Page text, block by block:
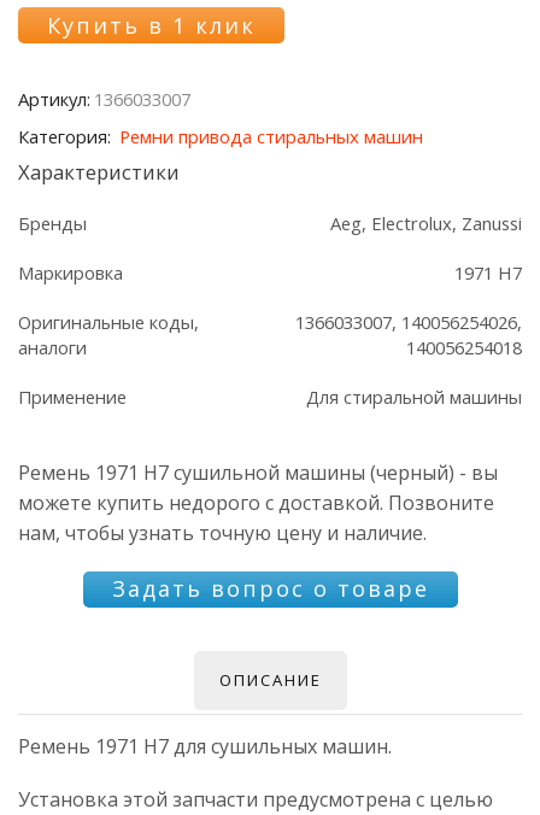
Ремень
1971
машины
Купить в 1 клик
Артикул: 1366033007
Категория: Ремни привода стиральных машин
Характеристики
Бренды Aeg, Electrolux, Zanussi
Маркировка 1971 H7
Оригинальные коды,
аналоги
1366033007, 140056254026,
140056254018
Применение Для стиральной машины
Ремень 1971 H7 сушильной машины (черный) - вы
можете купить недорого с доставкой. Позвоните
нам, чтобы узнать точную цену и наличие.
Задать вопрос о товаре
ОПИСАНИЕ
Ремень 1971 H7 для сушильных машин.
Установка этой запчасти предусмотрена с целью